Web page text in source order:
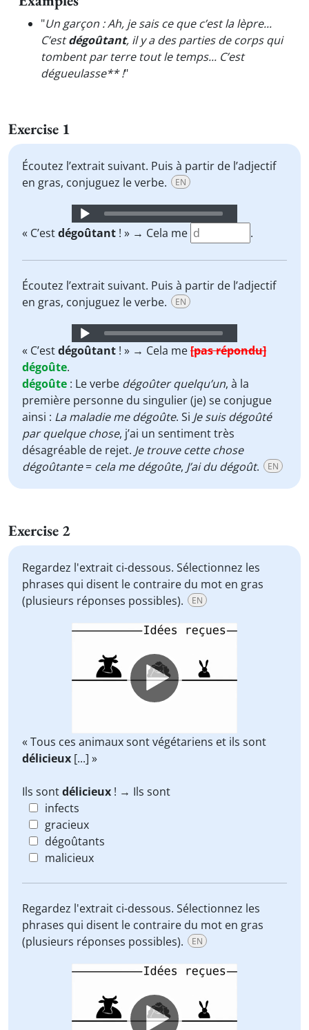
"Un garçon : Ah, je sais ce que c’est la lèpre...
C’estdégoûtant, il y a des parties de corps qui
tombent par terre tout le temps... C’est
dégueulasse** !"
Exercise 1
Écoutez l’extrait suivant. Puis à partir de l’adjectif
en gras, conjuguez le verbe.
EN
Audio
Player
« C’estdégoûtant ! » → Cela me .
Écoutez l’extrait suivant. Puis à partir de l’adjectif
en gras, conjuguez le verbe.
EN
Audio
Player
« C’estdégoûtant ! » → Cela me[pas répondu]
dégoûte.
dégoûte : Le verbe dégoûter quelqu’un, à la
première personne du singulier (je) se conjugue
ainsi : La maladie me dégoûte. Si Je suis dégoûté
par quelque chose, j’ai un sentiment très
désagréable de rejet. Je trouve cette chose
dégoûtante= cela me dégoûte, J’ai du dégoût. EN
Exercise 2
Regardez l'extrait ci-dessous. Sélectionnez les
phrases qui disent le contraire du mot en gras
(plusieurs réponses possibles).
EN
Video
« Tous ces animaux sont végétariens et ils sont
délicieux [...] »
Ils sontdélicieux ! → Ils sont
infects
gracieux
dégoûtants
malicieux
Regardez l'extrait ci-dessous. Sélectionnez les
phrases qui disent le contraire du mot en gras
(plusieurs réponses possibles).
EN
Video